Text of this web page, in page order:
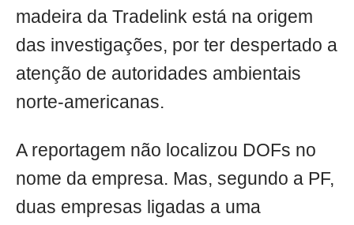
madeira da Tradelink está na origem
das investigações, por ter despertado a
atenção de autoridades ambientais
norte-americanas.
A reportagem não localizou DOFs no
nome da empresa. Mas, segundo a PF,
duas empresas ligadas a uma